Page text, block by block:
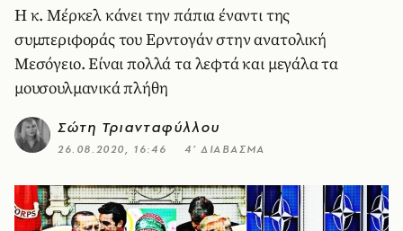
Η κ. Μέρκελ κάνει την πάπια έναντι της
συμπεριφοράς του Ερντογάν στην ανατολική
Μεσόγειο. Είναι πολλά τα λεφτά και μεγάλα τα
μουσουλμανικά πλήθη
Σώτη Τριανταφύλλου
26.08.2020, 16:46 4’ ΔΙΑΒΑΣΜΑ